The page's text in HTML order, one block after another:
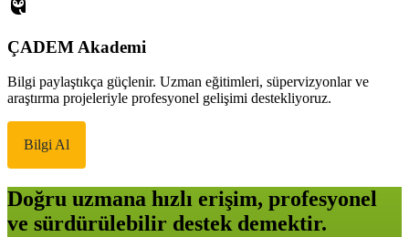
ÇADEM Akademi
Bilgi paylaştıkça güçlenir. Uzman eğitimleri, süpervizyonlar ve
araştırma projeleriyle profesyonel gelişimi destekliyoruz.
Bilgi Al
Doğru uzmana hızlı erişim, profesyonel
ve sürdürülebilir destek demektir.